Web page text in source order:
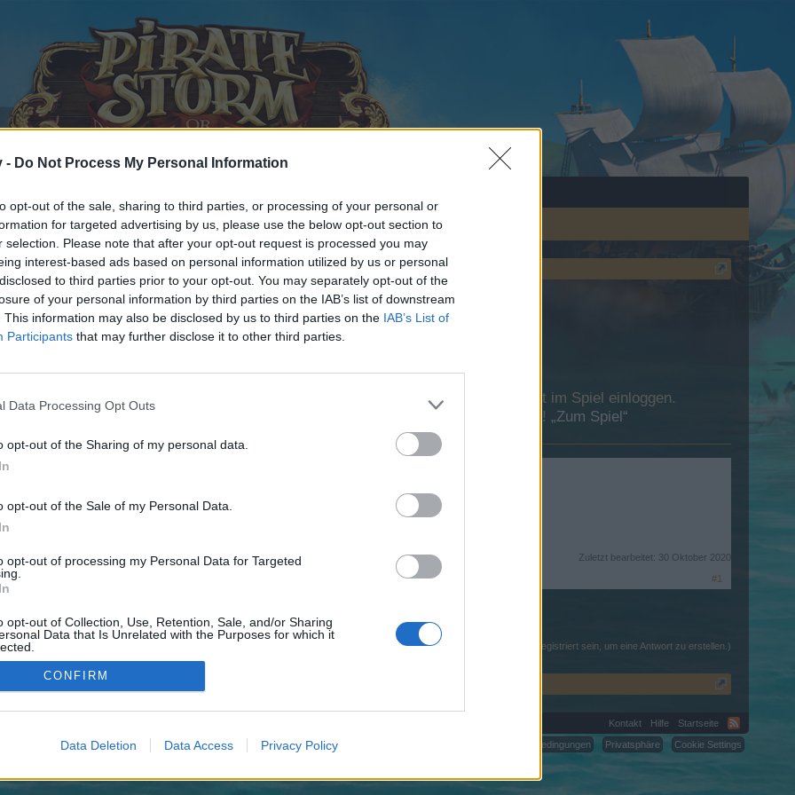
- Do Not Process My Personal Information
opt-out of the sale, sharing to third parties, or processing of your personal or
for targeted advertising by us, please use the below opt-out section to
selection. Please note that after your opt-out request is processed you may
interest-based ads based on personal information utilized by us or personal
to third parties prior to your opt-out. You may separately opt-out of the
of your personal information by third parties on the IAB’s list of downstream
This information may also be disclosed by us to third parties on the IAB’s List of
Participants that may further disclose it to other third parties.
Data Processing Opt Outs
opt-out of the Sharing of my personal data.
opt-out of the Sale of my Personal Data.
opt-out of processing my Personal Data for Targeted
opt-out of Collection, Use, Retention, Sale, and/or Sharing
Data that Is Unrelated with the Purposes for which it
CONFIRM
Data Deletion Data Access Privacy Policy
gestartet, 30 Oktober 2020.
teilnehmen oder eigene Themen starten möchtest, musst Du Dich bitte zunächst im Spiel einloggen.
Dich neu. Wir freuen uns auf Deinen nächsten Besuch in unserem Forum! „Zum Spiel“
wieder eine Gilde
I fast ausgebaut
Zuletzt bearbeitet: 30 Oktober 2020
#1
(Du musst angemeldet oder registriert sein, um eine Antwort zu erstellen.)
Kontakt Hilfe
Startseite
Nutzungsbedingungen
Privatsphäre Cookie Settings
©2010-2015 XenForo Ltd. XenForo Add-ons by Brivium™ © 2012-2026 Brivium LLC.